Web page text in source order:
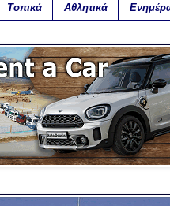
Τοπικά Αθλητικά